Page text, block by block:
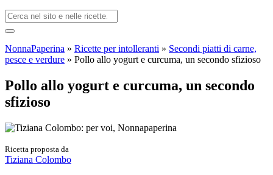
NonnaPaperina » Ricette per intolleranti » Secondi piatti di carne,
pesce e verdure » Pollo allo yogurt e curcuma, un secondo sfizioso
Pollo allo yogurt e curcuma, un secondo
sfizioso
Ricetta proposta da
Tiziana Colombo